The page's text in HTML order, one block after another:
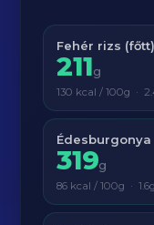
Fehér rizs (főtt)
211g
130 kcal / 100g ·
Édesburgonya
319g
86 kcal / 100g ·